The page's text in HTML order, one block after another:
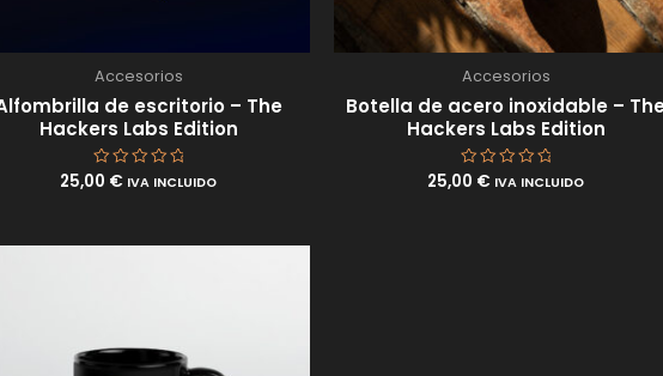
Accesorios
de escritorio – The
Hackers Labs Edition
Valorado
25,00 € IVA INCLUIDO
Accesorios
Botella de acero inoxidable –
Hackers Labs Edition
Valorado
25,00 € IVA INCLUIDO